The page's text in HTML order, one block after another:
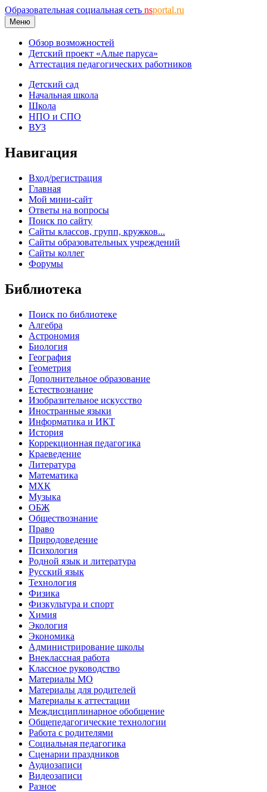
Образовательная социальная сеть nsportal.ru
Меню
Обзор возможностей
Детский проект «Алые паруса»
Аттестация педагогических работников
Детский сад
Начальная школа
Школа
НПО и СПО
ВУЗ
Навигация
Вход/регистрация
Главная
Мой мини-сайт
Ответы на вопросы
Поиск по сайту
Сайты классов, групп, кружков...
Сайты образовательных учреждений
Сайты коллег
Форумы
Библиотека
Поиск по библиотеке
Алгебра
Астрономия
Биология
География
Геометрия
Дополнительное образование
Естествознание
Изобразительное искусство
Иностранные языки
Информатика и ИКТ
История
Коррекционная педагогика
Краеведение
Литература
Математика
МХК
Музыка
ОБЖ
Обществознание
Право
Природоведение
Психология
Родной язык и литература
Русский язык
Технология
Физика
Физкультура и спорт
Химия
Экология
Экономика
Администрирование школы
Внеклассная работа
Классное руководство
Материалы МО
Материалы для родителей
Материалы к аттестации
Междисциплинарное обобщение
Общепедагогические технологии
Работа с родителями
Социальная педагогика
Сценарии праздников
Аудиозаписи
Видеозаписи
Разное